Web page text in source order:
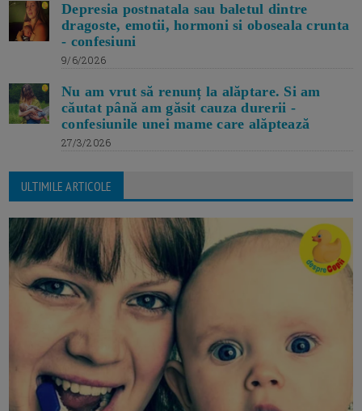
Depresia postnatala sau baletul dintre
dragoste, emotii, hormoni si oboseala crunta
- confesiuni
9/6/2026
Nu am vrut să renunț la alăptare. Si am
căutat până am găsit cauza durerii -
confesiunile unei mame care alăptează
27/3/2026
ULTIMILE ARTICOLE